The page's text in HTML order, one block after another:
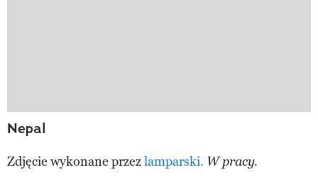
Nepal
Zdjęcie wykonane przezlamparski. W pracy.